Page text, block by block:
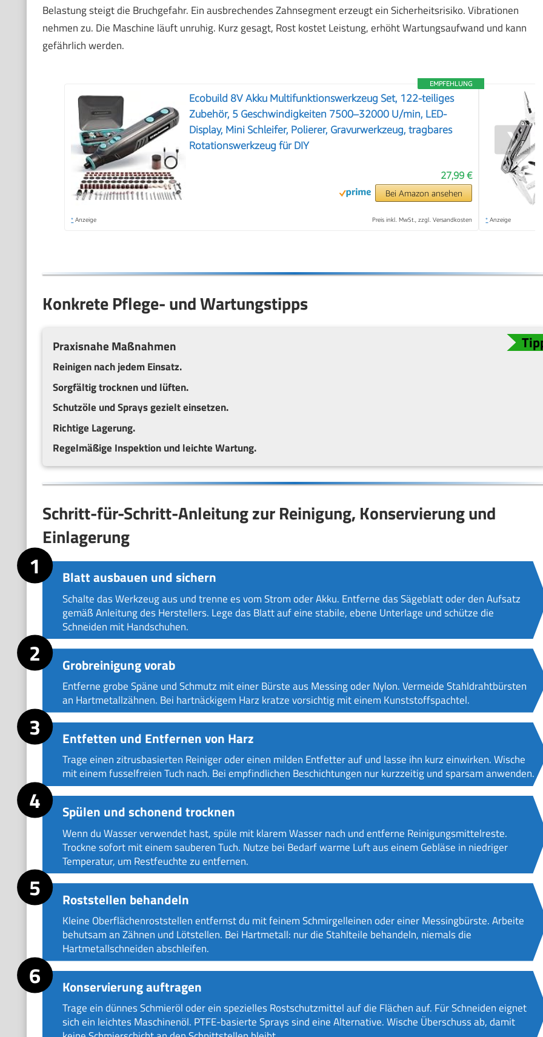
Belastung steigt die Bruchgefahr. Ein ausbrechendes Zahnsegment erzeugt ein Sicherheitsrisiko. Vibrationen
nehmen zu. Die Maschine läuft unruhig. Kurz gesagt, Rost kostet Leistung, erhöht Wartungsaufwand und kann
gefährlich werden.
EMPFEHLUNG
Ecobuild 8V Akku Multifunktionswerkzeug Set, 122-teiliges
Zubehör, 5 Geschwindigkeiten 7500–32000 U/min, LED-
Display, Mini Schleifer, Polierer, Gravurwerkzeug, tragbares
Rotationswerkzeug für DIY
27,99 €
Bei Amazon ansehen
* Anzeige Preis inkl. MwSt., zzgl. Versandkosten * Anzeige
❯
Konkrete Pflege- und Wartungstipps
Praxisnahe Maßnahmen
Reinigen nach jedem Einsatz.
Sorgfältig trocknen und lüften.
Schutzöle und Sprays gezielt einsetzen.
Richtige Lagerung.
Regelmäßige Inspektion und leichte Wartung.
Schritt-für-Schritt-Anleitung zur Reinigung, Konservierung und
Einlagerung
Blatt ausbauen und sichern
Schalte das Werkzeug aus und trenne es vom Strom oder Akku. Entferne das Sägeblatt oder den Aufsatz
gemäß Anleitung des Herstellers. Lege das Blatt auf eine stabile, ebene Unterlage und schütze die
Schneiden mit Handschuhen.
Grobreinigung vorab
Entferne grobe Späne und Schmutz mit einer Bürste aus Messing oder Nylon. Vermeide Stahldrahtbürsten
an Hartmetallzähnen. Bei hartnäckigem Harz kratze vorsichtig mit einem Kunststoffspachtel.
Entfetten und Entfernen von Harz
Trage einen zitrusbasierten Reiniger oder einen milden Entfetter auf und lasse ihn kurz einwirken. Wische
mit einem fusselfreien Tuch nach. Bei empfindlichen Beschichtungen nur kurzzeitig und sparsam anwenden.
Spülen und schonend trocknen
Wenn du Wasser verwendet hast, spüle mit klarem Wasser nach und entferne Reinigungsmittelreste.
Trockne sofort mit einem sauberen Tuch. Nutze bei Bedarf warme Luft aus einem Gebläse in niedriger
Temperatur, um Restfeuchte zu entfernen.
Roststellen behandeln
Kleine Oberflächenroststellen entfernst du mit feinem Schmirgelleinen oder einer Messingbürste. Arbeite
behutsam an Zähnen und Lötstellen. Bei Hartmetall: nur die Stahlteile behandeln, niemals die
Hartmetallschneiden abschleifen.
Konservierung auftragen
Trage ein dünnes Schmieröl oder ein spezielles Rostschutzmittel auf die Flächen auf. Für Schneiden eignet
sich ein leichtes Maschinenöl. PTFE-basierte Sprays sind eine Alternative. Wische Überschuss ab, damit